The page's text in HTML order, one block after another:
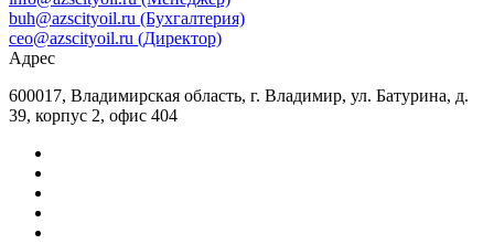
buh@azscityoil.ru (Бухгалтерия)
ceo@azscityoil.ru (Директор)
Адрес
600017, Владимирская область, г. Владимир, ул. Батурина, д.
39, корпус 2, офис 404